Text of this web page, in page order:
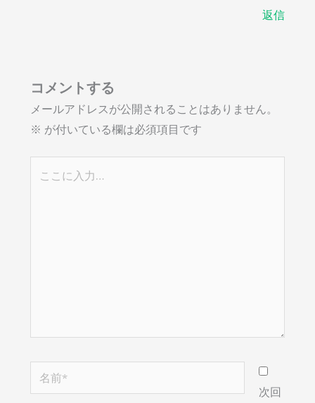
返信
コメントする
メールアドレスが公開されることはありません。
※ が付いている欄は必須項目です
前
次回